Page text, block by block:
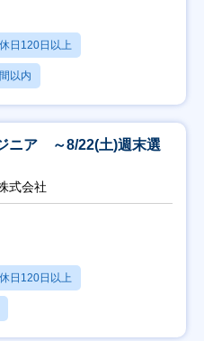
休日120日以上
以内
ニア ～8/22(土)週末選
式会社
休日120日以上